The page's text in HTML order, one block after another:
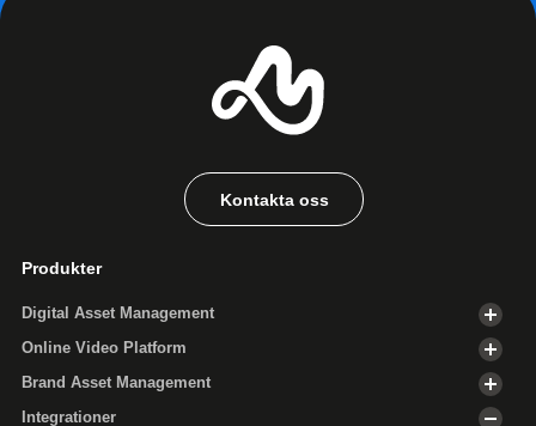
Kontakta oss
Produkter
Digital Asset Management
Online Video Platform
Brand Asset Management
Integrationer